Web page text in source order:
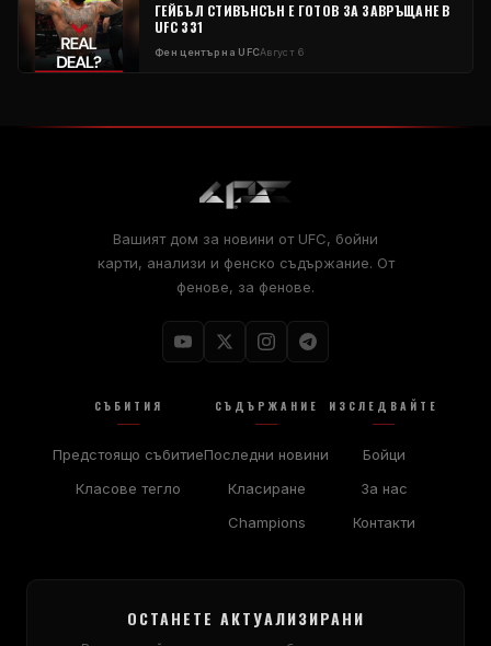
ГЕЙБЪЛ СТИВЪНСЪН Е ГОТОВ ЗА ЗАВРЪЩАНЕ В
UFC 331
Фен център на UFCАвгуст 6
Вашият дом за новини от UFC, бойни
карти, анализи и фенско съдържание. От
фенове, за фенове.
СЪБИТИЯ
Предстоящо събитие
Класове тегло
СЪДЪРЖАНИЕ
Последни новини
Класиране
Champions
ИЗСЛЕДВАЙТЕ
Бойци
За нас
Контакти
ОСТАНЕТЕ АКТУАЛИЗИРАНИ